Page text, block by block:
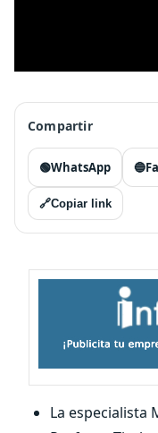
Compartir
🟢WhatsApp 🔵
🔗Copiar link
La especialista